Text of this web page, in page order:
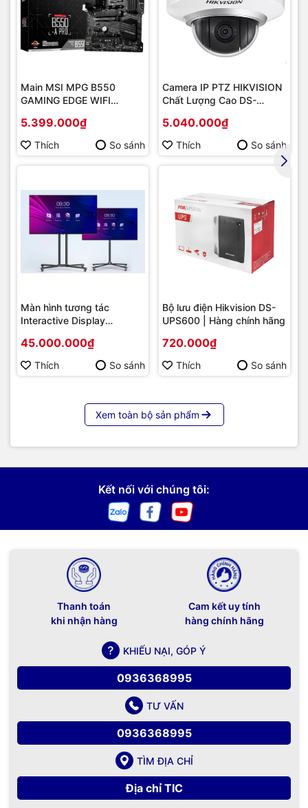
Main MSI MPG B550
GAMING EDGE WIFI
Socket AM4/ VGA
onboard)
5.399.000₫
Thích So sánh
Camera IP PTZ HIKVISION
Chất Lượng Cao DS-
5.040.000₫
Thích So sánh
Màn hình tương tác
Interactive Display
86 | Cấu hình cao cấp |
Hàng chính hãng
45.000.000₫
Thích So sánh
Bộ lưu điện Hikvision DS-
UPS600 | Hàng chính hãng
720.000₫
Thích So sánh
Xem toàn bộ sản phẩm
Kết nối với chúng tôi:
Thanh toán
khi nhận hàng
Cam kết uy tính
hàng chính hãng
KHIẾU NẠI, GÓP Ý
0936368995
TƯ VẤN
0936368995
TÌM ĐỊA CHỈ
Địa chỉ TIC